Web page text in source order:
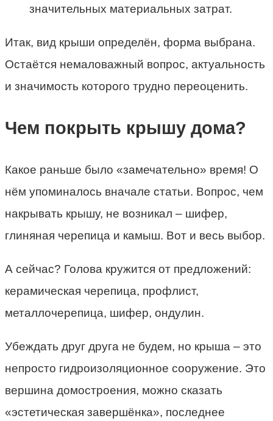
значительных материальных затрат.
Итак, вид крыши определён, форма выбрана.
Остаётся немаловажный вопрос, актуальность
и значимость которого трудно переоценить.
Чем покрыть крышу дома?
Какое раньше было «замечательно» время! О
нём упоминалось вначале статьи. Вопрос, чем
накрывать крышу, не возникал – шифер,
глиняная черепица и камыш. Вот и весь выбор.
А сейчас? Голова кружится от предложений:
керамическая черепица, профлист,
металлочерепица, шифер, ондулин.
Убеждать друг друга не будем, но крыша – это
непросто гидроизоляционное сооружение. Это
вершина домостроения, можно сказать
«эстетическая завершёнка», последнее